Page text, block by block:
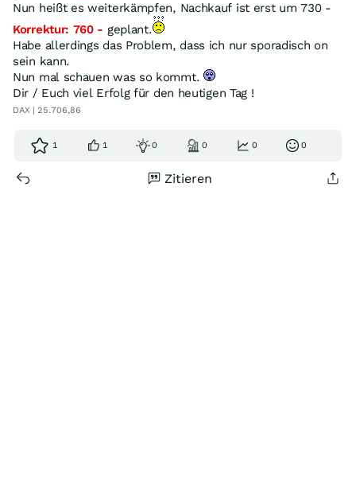
Nun heißt es weiterkämpfen, Nachkauf ist erst um 730 -
Korrektur: 760 - geplant.
Habe allerdings das Problem, dass ich nur sporadisch on
sein kann.
Nun mal schauen was so kommt.
Dir / Euch viel Erfolg für den heutigen Tag !
DAX | 25.706,86
1 1 0 0 0 0
Zitieren